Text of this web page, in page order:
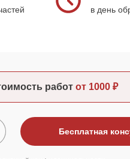
в день
работ от 1000 ₽
Бесплатная